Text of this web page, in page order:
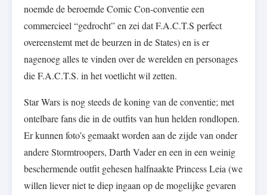
noemde de beroemde Comic Con-conventie een
commercieel “gedrocht” en zei dat F.A.C.T.S perfect
overeenstemt met de beurzen in de States) en is er
nagenoeg alles te vinden over de werelden en personages
die F.A.C.T.S. in het voetlicht wil zetten.
Star Wars is nog steeds de koning van de conventie; met
ontelbare fans die in de outfits van hun helden rondlopen.
Er kunnen foto’s gemaakt worden aan de zijde van onder
andere Stormtroopers, Darth Vader en een in een weinig
beschermende outfit gehesen halfnaakte Princess Leia (we
willen liever niet te diep ingaan op de mogelijke gevaren